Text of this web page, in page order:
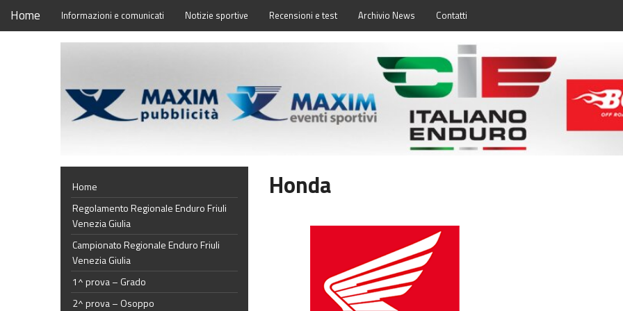
Home Informazioni e comunicati Notizie sportive Recensioni e test Archivio News Contatti
Honda
Home
Regolamento Regionale Enduro Friuli
Venezia Giulia
Campionato Regionale Enduro Friuli
Venezia Giulia
1^ prova – Grado
2^ prova – Osoppo